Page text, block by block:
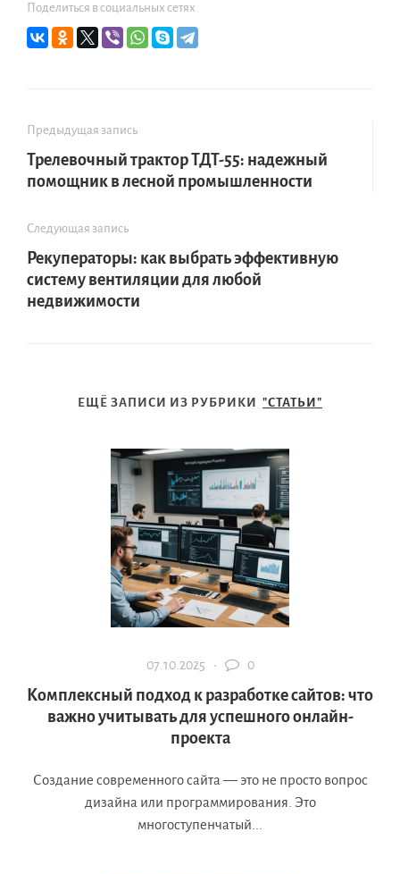
Поделиться в социальных сетях
Предыдущая запись
Трелевочный трактор ТДТ-55: надежный
помощник в лесной промышленности
Следующая запись
Рекуператоры: как выбрать эффективную
систему вентиляции для любой
недвижимости
ЕЩЁ ЗАПИСИ ИЗ РУБРИКИ "СТАТЬИ"
07.10.2025 · 0
Комплексный подход к разработке сайтов: что
важно учитывать для успешного онлайн-
проекта
Создание современного сайта — это не просто вопрос
дизайна или программирования. Это
многоступенчатый...